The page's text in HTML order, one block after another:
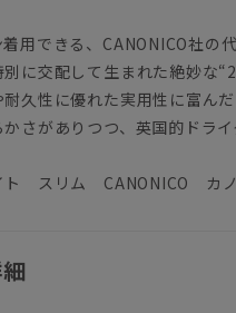
用できる、CANONICO社の
に交配して生まれた絶妙な
久性に優れた実用性に富ん
さがありつつ、英国的ドラ
ト スリム CANONICO カ